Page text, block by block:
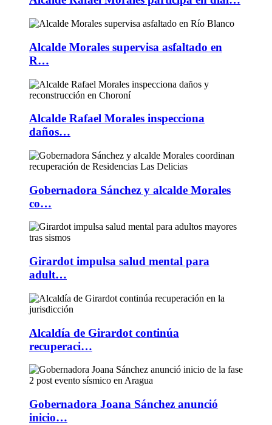
Alcalde Morales supervisa asfaltado en
R…
Alcalde Rafael Morales inspecciona
daños…
Gobernadora Sánchez y alcalde Morales
co…
Girardot impulsa salud mental para
adult…
Alcaldía de Girardot continúa
recuperaci…
Gobernadora Joana Sánchez anunció
inicio…